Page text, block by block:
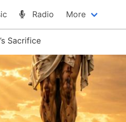
Radio More
Sacrifice